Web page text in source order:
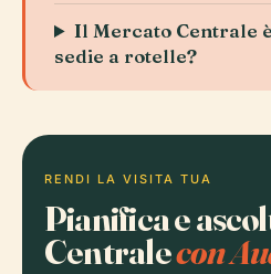
Il Mercato Centrale
sedie a rotelle?
RENDI LA VISITA TUA
Pianifica e
Centralecon